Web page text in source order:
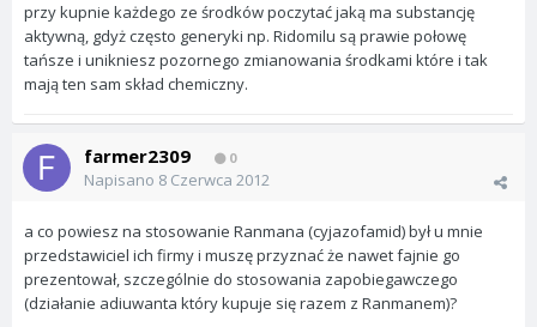
przy kupnie każdego ze środków poczytać jaką ma substancję
aktywną, gdyż często generyki np. Ridomilu są prawie połowę
tańsze i unikniesz pozornego zmianowania środkami które i tak
mają ten sam skład chemiczny.
farmer2309 0
Napisano 8 Czerwca 2012
a co powiesz na stosowanie Ranmana (cyjazofamid) był u mnie
przedstawiciel ich firmy i muszę przyznać że nawet fajnie go
prezentował, szczególnie do stosowania zapobiegawczego
(działanie adiuwanta który kupuje się razem z Ranmanem)?